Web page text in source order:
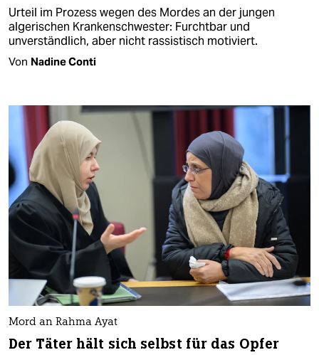
Urteil im Prozess wegen des Mordes an der jungen
algerischen Krankenschwester: Furchtbar und
unverständlich, aber nicht rassistisch motiviert.
Von Nadine Conti
Mord an Rahma Ayat
Der Täter hält sich selbst für das Opfer